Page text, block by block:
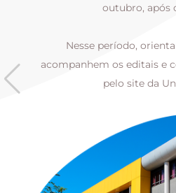
outubro, após
Nesse período,
acompanhem os editais e
pelo site da